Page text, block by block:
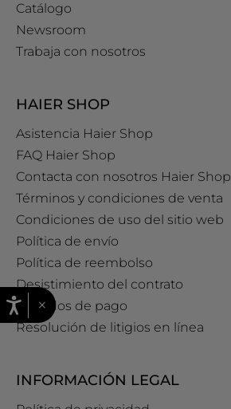
Catálogo
Newsroom
Trabaja con nosotros
HAIER SHOP
Asistencia Haier Shop
FAQ Haier Shop
Contacta con nosotros Haier Shop
Términos y condiciones de venta
Condiciones de uso del sitio web
Política de envío
Política de reembolso
Desistimiento del contrato
Métodos de pago
Resolución de litigios en línea
INFORMACIÓN LEGAL
×